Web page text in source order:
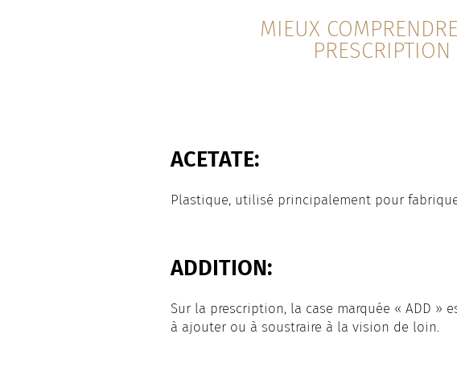
MIEUX
ACETATE:
Plastique, utilisé principalement pour
ADDITION:
Sur la prescription, la case marquée « ADD
à ajouter ou à soustraire à la vision de loin.